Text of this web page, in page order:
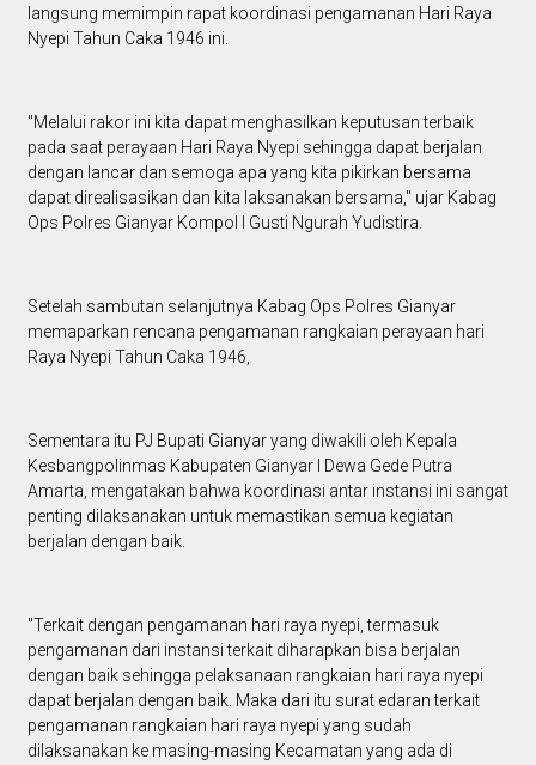
langsung memimpin rapat koordinasi pengamanan Hari Raya
Nyepi Tahun Caka 1946 ini.
"Melalui rakor ini kita dapat menghasilkan keputusan terbaik
pada saat perayaan Hari Raya Nyepi sehingga dapat berjalan
dengan lancar dan semoga apa yang kita pikirkan bersama
dapat direalisasikan dan kita laksanakan bersama," ujar Kabag
Ops Polres Gianyar Kompol I Gusti Ngurah Yudistira.
Setelah sambutan selanjutnya Kabag Ops Polres Gianyar
memaparkan rencana pengamanan rangkaian perayaan hari
Raya Nyepi Tahun Caka 1946,
Sementara itu PJ Bupati Gianyar yang diwakili oleh Kepala
Kesbangpolinmas Kabupaten Gianyar I Dewa Gede Putra
Amarta, mengatakan bahwa koordinasi antar instansi ini sangat
penting dilaksanakan untuk memastikan semua kegiatan
berjalan dengan baik.
"Terkait dengan pengamanan hari raya nyepi, termasuk
pengamanan dari instansi terkait diharapkan bisa berjalan
dengan baik sehingga pelaksanaan rangkaian hari raya nyepi
dapat berjalan dengan baik. Maka dari itu surat edaran terkait
pengamanan rangkaian hari raya nyepi yang sudah
dilaksanakan ke masing-masing Kecamatan yang ada di